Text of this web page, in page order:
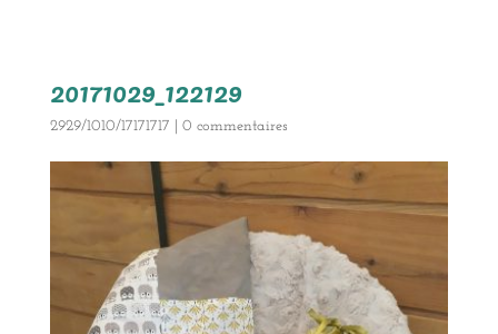
20171029_122129
2929/1010/17171717 0 commentaires